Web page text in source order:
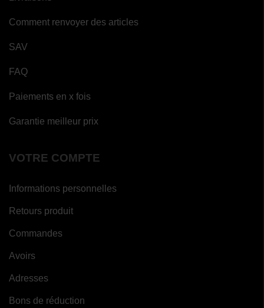
Comment renvoyer des articles
SAV
FAQ
Paiements en x fois
Garantie meilleur prix
VOTRE COMPTE
Informations personnelles
Retours produit
Commandes
Avoirs
Adresses
Bons de réduction